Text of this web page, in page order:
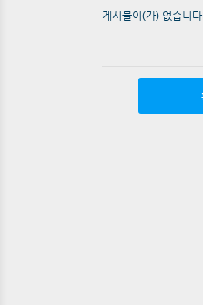
게시물이(가) 없습니다.